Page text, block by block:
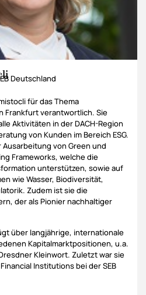
Deutschland
für das Thema
Frankfurt verantwortlich. Sie
Aktivitäten in der DACH-Region
von Kunden im Bereich ESG.
von Green und
Frameworks, welche die
unterstützen, sowie auf
wie Wasser, Biodiversität,
Zudem ist sie die
der als Pionier nachhaltiger
über langjährige, internationale
Kapitalmarktpositionen, u.a.
Kleinwort. Zuletzt war sie
Institutions bei der SEB